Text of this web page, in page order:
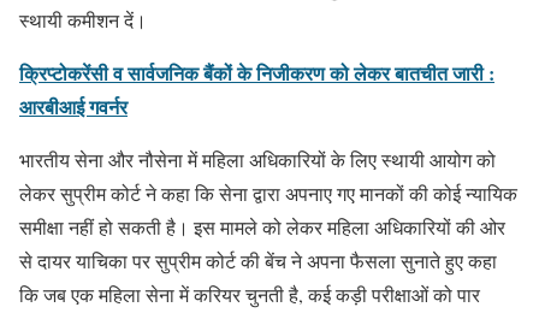
स्थायी कमीशन दें।
क्रिप्टोकरेंसी व सार्वजनिक बैंकों के निजीकरण को लेकर बातचीत जारी :
आरबीआई गवर्नर
भारतीय सेना और नौसेना में महिला अधिकारियों के लिए स्थायी आयोग को
लेकर सुप्रीम कोर्ट ने कहा कि सेना द्वारा अपनाए गए मानकों की कोई न्यायिक
समीक्षा नहीं हो सकती है। इस मामले को लेकर महिला अधिकारियों की ओर
से दायर याचिका पर सुप्रीम कोर्ट की बेंच ने अपना फैसला सुनाते हुए कहा
कि जब एक महिला सेना में करियर चुनती है, कई कड़ी परीक्षाओं को पार